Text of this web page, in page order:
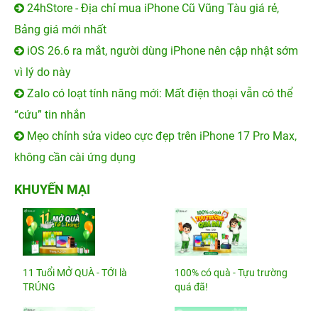
24hStore - Địa chỉ mua iPhone Cũ Vũng Tàu giá rẻ,
Bảng giá mới nhất
iOS 26.6 ra mắt, người dùng iPhone nên cập nhật sớm
vì lý do này
Zalo có loạt tính năng mới: Mất điện thoại vẫn có thể
“cứu” tin nhắn
Mẹo chỉnh sửa video cực đẹp trên iPhone 17 Pro Max,
không cần cài ứng dụng
KHUYẾN MẠI
11 Tuổi MỞ QUÀ - TỚI là
TRÚNG
100% có quà - Tựu trường
quá đã!